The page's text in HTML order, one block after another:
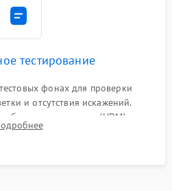
тестирование
фонах для проверки
и отсутствия искажений.
всех портов (HDMI,
управления под нагрузкой в